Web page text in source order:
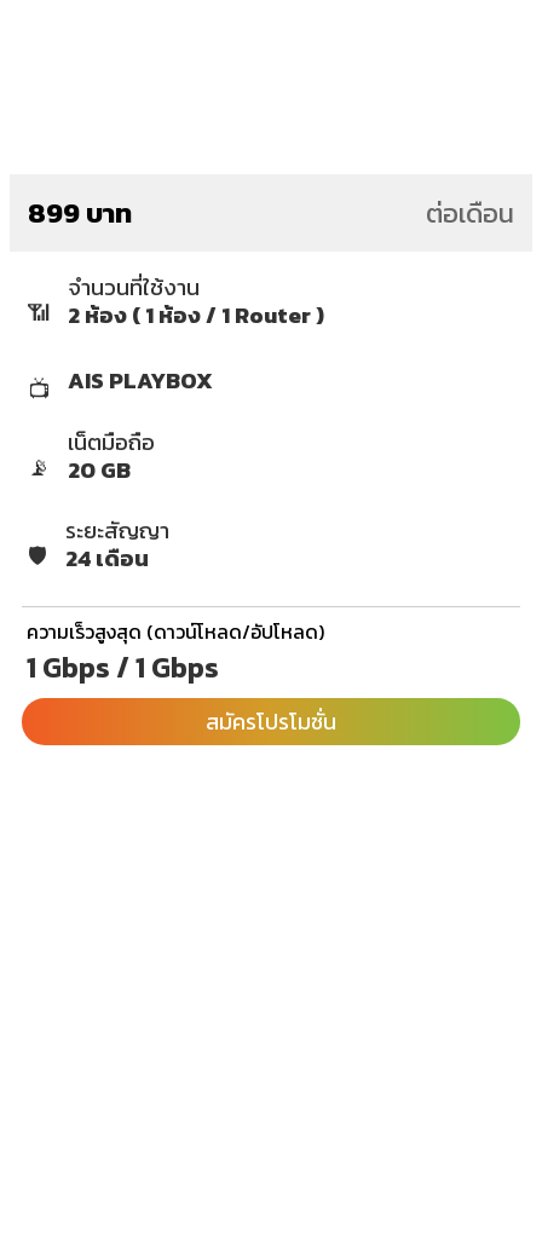
899 บาท ต่อเดือน
📶
จำนวนที่ใช้งาน
2 ห้อง ( 1 ห้อง / 1 Router )
📺 AIS PLAYBOX
📡
เน็ตมือถือ
20 GB
🛡️
ระยะสัญญา
24 เดือน
ความเร็วสูงสุด (ดาวน์โหลด/อัปโหลด)
1 Gbps / 1 Gbps
สมัครโปรโมชั่น